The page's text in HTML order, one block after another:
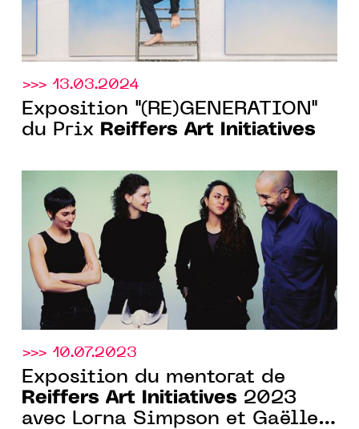
>>> 13.03.2024
Exposition "(RE)GENERATION"
du Prix
Reiffers Art Initiatives
>>> 10.07.2023
Exposition du mentorat de
Reiffers Art Initiatives 2023
avec Lorna Simpson et Gaëlle